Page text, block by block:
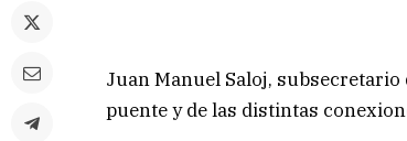
Juan Manuel Saloj,
puente y de las distintas